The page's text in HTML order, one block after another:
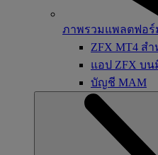
ภาพรวมแพลตฟอร์
ZFX MT4 ส
แอป ZFX บน
บัญชี MAM